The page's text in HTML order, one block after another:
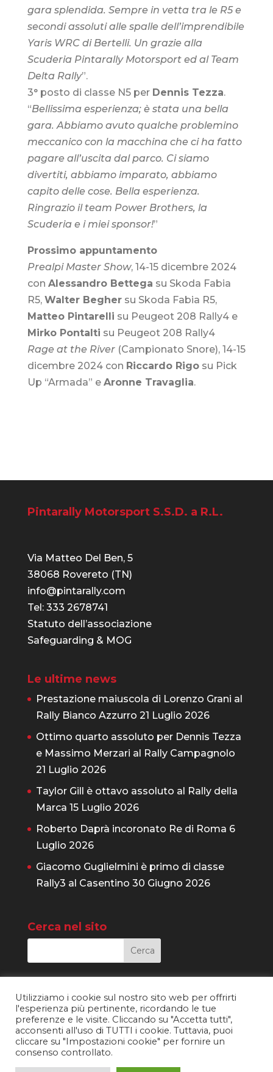
gara splendida. Sempre in vetta tra le R5 e
secondi assoluti alle spalle dell’imprendibile
Yaris WRC di Bertelli. Un grazie alla
Scuderia Pintarally Motorsport ed al Team
Delta Rally”.
3° posto di classe N5 per Dennis Tezza.
“Bellissima esperienza; è stata una bella
gara. Abbiamo avuto qualche problemino
meccanico con la macchina che ci ha fatto
pagare all’uscita dal parco. Ci siamo
divertiti, abbiamo imparato, abbiamo
capito delle cose. Bella esperienza.
Ringrazio il team Power Brothers, la
Scuderia e i miei sponsor!”
Prossimo appuntamento
Prealpi Master Show, 14-15 dicembre 2024
con Alessandro Bettega su Skoda Fabia
R5, Walter Beghersu Skoda Fabia R5,
Matteo Pintarelli su Peugeot 208 Rally4 e
Mirko Pontalti su Peugeot 208 Rally4
Rage at the River(Campionato Snore), 14-15
dicembre 2024 con Riccardo Rigosu Pick
Up “Armada” e Aronne Travaglia.
Pintarally Motorsport S.S.D. a R.L.
Via Matteo Del Ben, 5
38068 Rovereto (TN)
info@pintarally.com
Tel: 333 2678741
Statuto dell’associazione
Safeguarding & MOG
Le ultime news
Prestazione maiuscola di Lorenzo Grani al
Rally Bianco Azzurro 21 Luglio 2026
Ottimo quarto assoluto per Dennis Tezza
e Massimo Merzari al Rally Campagnolo
21 Luglio 2026
Taylor Gill è ottavo assoluto al Rally della
Marca 15 Luglio 2026
Roberto Daprà incoronato Re di Roma 6
Luglio 2026
Giacomo Guglielmini è primo di classe
Rally3 al Casentino 30 Giugno 2026
Cerca nel sito
© PINTARALLY MOTORSPORT S.S.D. a R.L. | P. IVA:
02215480225 |Privacy| website created by
Utilizziamo i cookie sul nostro sito web per offrirti
l'esperienza più pertinente, ricordando le tue
preferenze e le visite. Cliccando su "Accetta tutti",
acconsenti all'uso di TUTTI i cookie. Tuttavia, puoi
cliccare su "Impostazioni cookie" per fornire un
consenso controllato.